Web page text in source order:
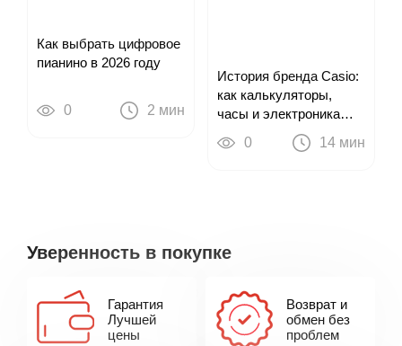
Как выбрать цифровое
пианино в 2026 году
0 2 мин
История бренда Casio:
как калькуляторы,
часы и электроника
привели к цифровым
пианино
0 14 мин
Уверенность в покупке
Гарантия
Лучшей
цены
Возврат и
обмен без
проблем